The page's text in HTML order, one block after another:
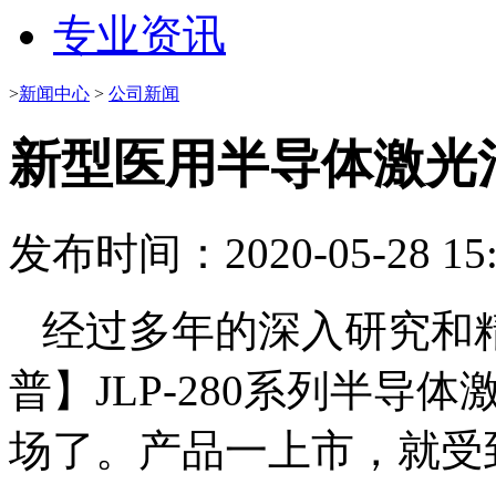
专业资讯
>新闻中心 > 公司新闻
新型医用半导体激
发布时间：2020-05-28
经过多年的深入研究和
普】JLP-280系列半导体
场了。产品一上市，就